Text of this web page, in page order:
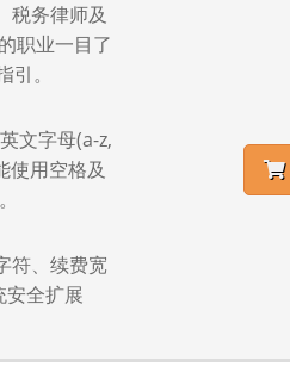
税务律师及
职业一目了
。
文字母(a-z,
使用空格及
符、续费宽
安全扩展